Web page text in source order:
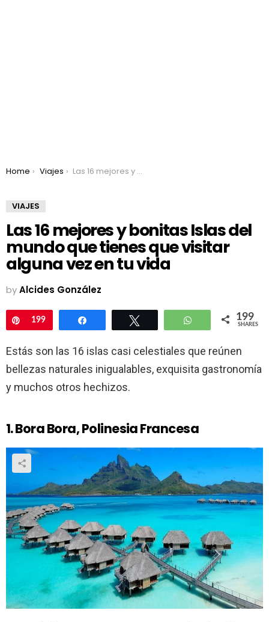
You are here:
Home Viajes Las 16 mejores y bonitas Islas del mundo que tienes que visitar alguna vez en tu vida
VIAJES
Las 16 mejores y bonitas Islas del
mundo que tienes que visitar
alguna vez en tu vida
byAlcides González
Pin
199 WhatsApp199
SHARES
Estás son las 16 islas casi celestiales que reúnen
bellezas naturales inigualables, exquisita gastronomía
y muchos otros hechizos.
1. Bora Bora, Polinesia Francesa